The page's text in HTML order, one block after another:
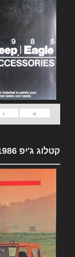
«
‹
קטלוג ג'יפ 1986